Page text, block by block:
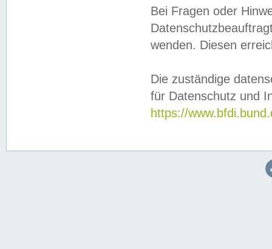
Bei Fragen oder
wenden. Diesen
Die zuständige
für Datenschutz und
https://